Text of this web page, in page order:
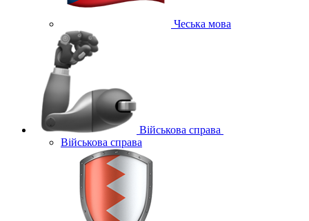
Чеська мова
Військова справа
Військова справа